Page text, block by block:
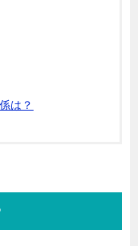
は？